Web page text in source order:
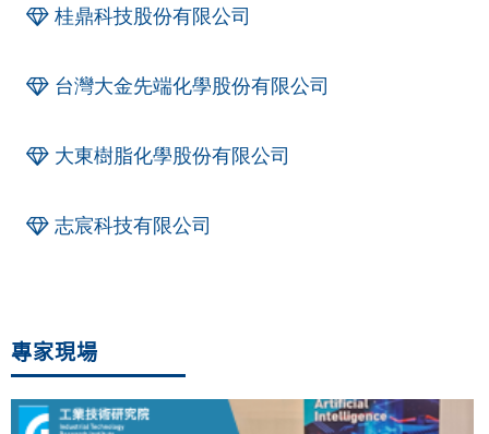
桂鼎科技股份有限公司
台灣大金先端化學股份有限公司
大東樹脂化學股份有限公司
志宸科技有限公司
專家現場